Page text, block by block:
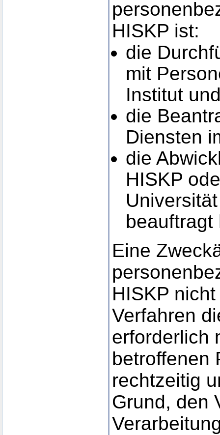
HISKP ist:
die
mit
Institut
die
Diensten
die
HISKP
beauftragt
Eine
HISKP
Verfahren
erforderlich
betroffenen
rechtzeitig
Grund, den